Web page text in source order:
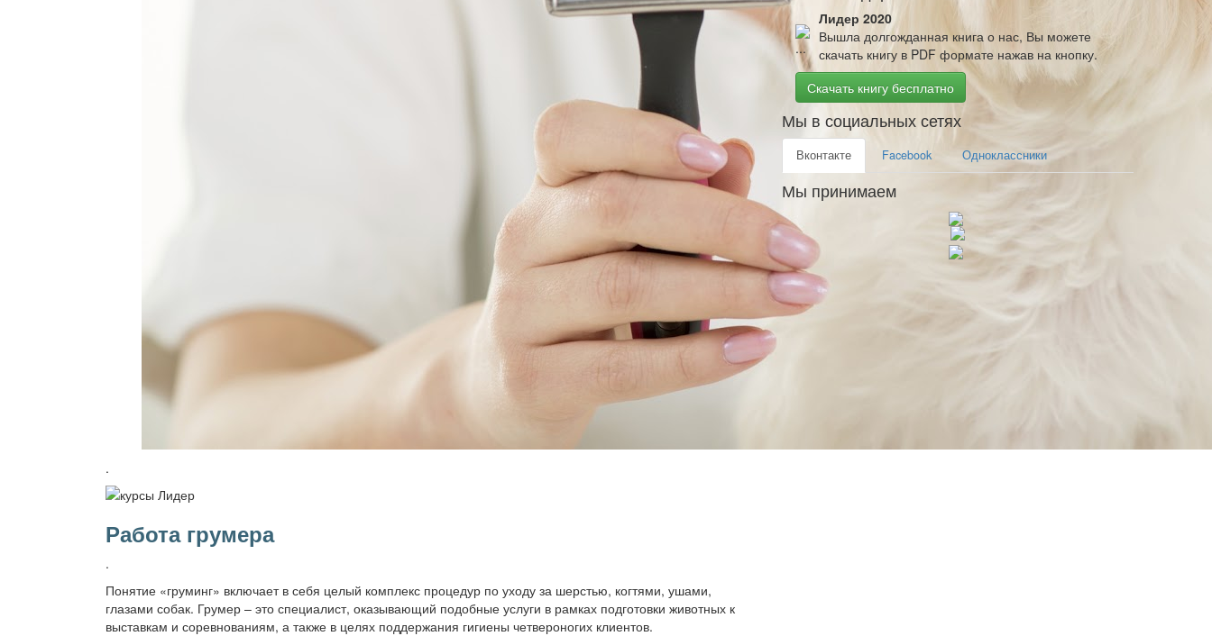
.
Работа грумера
.
Понятие «груминг» включает в себя целый комплекс процедур по уходу за шерстью, когтями, ушами,
глазами собак. Грумер – это специалист, оказывающий подобные услуги в рамках подготовки животных к
выставкам и соревнованиям, а также в целях поддержания гигиены четвероногих клиентов.
Лидер 2020
Вышла долгожданная книга о нас, Вы можете
скачать книгу в PDF формате нажав на кнопку.
Скачать книгу бесплатно
Мы в социальных сетях
Вконтакте Facebook Одноклассники
Мы принимаем